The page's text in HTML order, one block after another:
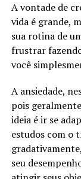
A vontade de
vida é grande,
sua rotina de
frustrar
você
A ansiedade,
pois
ideia é ir se
estudos com o
seu